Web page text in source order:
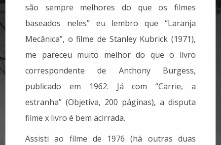
são sempre melhores do que os filmes
baseados neles” eu lembro que “Laranja
Mecânica”, o filme de Stanley Kubrick (1971),
me pareceu muito melhor do que o livro
correspondente de Anthony Burgess,
publicado em 1962. Já com “Carrie, a
estranha” (Objetiva, 200 páginas), a disputa
filme x livro é bem acirrada.
Assisti ao filme de 1976 (há outras duas